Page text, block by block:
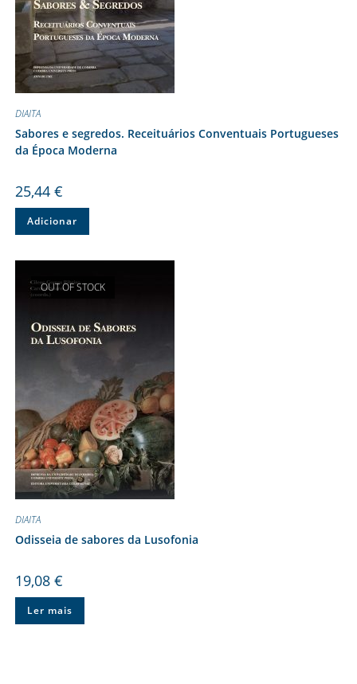
DIAITA
Sabores e segredos. Receituários Conventuais Portugueses
da Época Moderna
25,44 €
Adicionar
OUT OF STOCK
DIAITA
Odisseia de sabores da Lusofonia
19,08 €
Ler mais